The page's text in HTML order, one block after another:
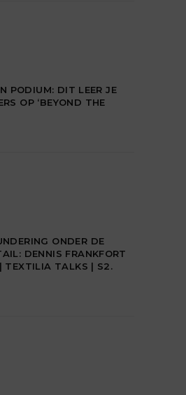
PODIUM: DIT LEER JE
OP ‘BEYOND THE
ONDER DE
DENNIS FRANKFORT
TEXTILIA TALKS | S2.